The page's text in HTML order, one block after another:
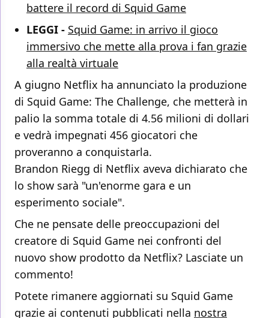
battere il record di Squid Game
LEGGI - Squid Game: in arrivo il gioco
immersivo che mette alla prova i fan grazie
alla realtà virtuale
A giugno Netflix ha annunciato la produzione
di Squid Game: The Challenge, che metterà in
palio la somma totale di 4.56 milioni di dollari
e vedrà impegnati 456 giocatori che
proveranno a conquistarla.
Brandon Riegg di Netflix aveva dichiarato che
lo show sarà "un'enorme gara e un
esperimento sociale".
Che ne pensate delle preoccupazioni del
creatore di Squid Game nei confronti del
nuovo show prodotto da Netflix? Lasciate un
commento!
Potete rimanere aggiornati su Squid Game
grazie ai contenuti pubblicati nella nostra